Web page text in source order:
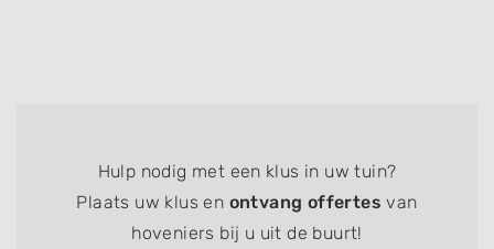
Hulp nodig met een klus in uw tuin?
Plaats uw klus en ontvang offertes van
hoveniers bij u uit de buurt!